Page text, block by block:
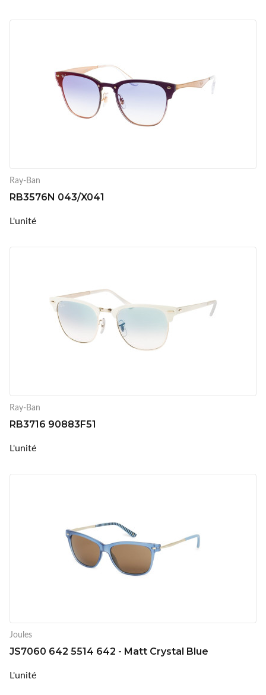
Ray-Ban
RB3576N 043/X041
L'unité
Ray-Ban
RB3716 90883F51
L'unité
Joules
JS7060 642 5514 642 - Matt Crystal Blue
L'unité